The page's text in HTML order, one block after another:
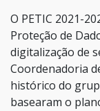
O PETIC 2021-
Proteção de
digitalização de
Coordenadoria
histórico do
basearam o